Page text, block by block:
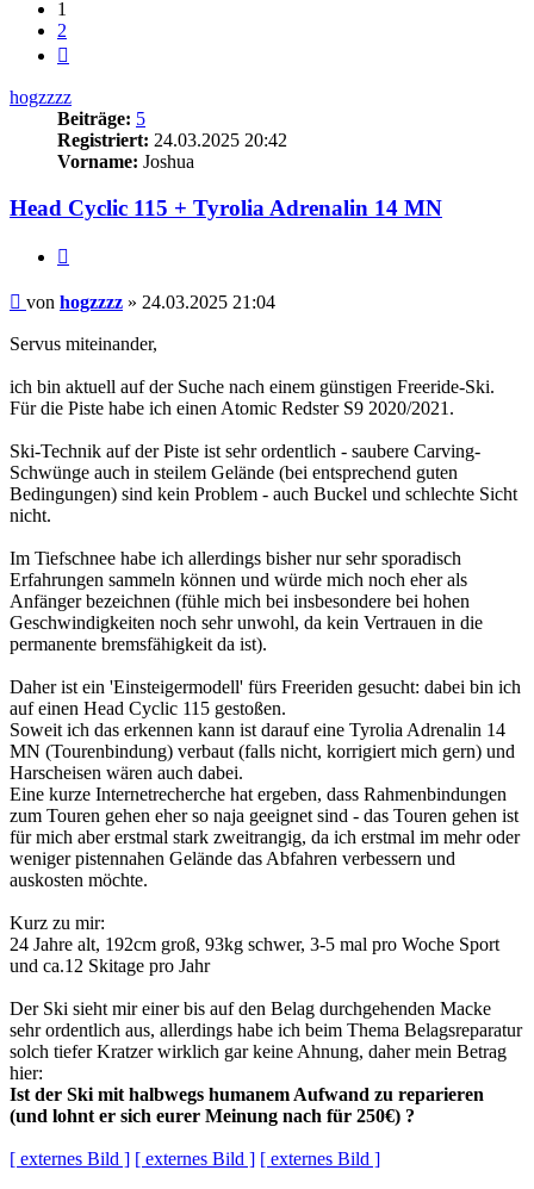
1
2
hogzzzz
Beiträge: 5
Registriert: 24.03.2025 20:42
Vorname: Joshua
Head Cyclic 115 + Tyrolia Adrenalin 14 MN
Beitrag
von hogzzzz » 24.03.2025 21:04
Servus miteinander,
ich bin aktuell auf der Suche nach einem günstigen Freeride-Ski.
Für die Piste habe ich einen Atomic Redster S9 2020/2021.
Ski-Technik auf der Piste ist sehr ordentlich - saubere Carving-
Schwünge auch in steilem Gelände (bei entsprechend guten
Bedingungen) sind kein Problem - auch Buckel und schlechte Sicht
nicht.
Im Tiefschnee habe ich allerdings bisher nur sehr sporadisch
Erfahrungen sammeln können und würde mich noch eher als
Anfänger bezeichnen (fühle mich bei insbesondere bei hohen
Geschwindigkeiten noch sehr unwohl, da kein Vertrauen in die
permanente bremsfähigkeit da ist).
Daher ist ein 'Einsteigermodell' fürs Freeriden gesucht: dabei bin ich
auf einen Head Cyclic 115 gestoßen.
Soweit ich das erkennen kann ist darauf eine Tyrolia Adrenalin 14
MN (Tourenbindung) verbaut (falls nicht, korrigiert mich gern) und
Harscheisen wären auch dabei.
Eine kurze Internetrecherche hat ergeben, dass Rahmenbindungen
zum Touren gehen eher so naja geeignet sind - das Touren gehen ist
für mich aber erstmal stark zweitrangig, da ich erstmal im mehr oder
weniger pistennahen Gelände das Abfahren verbessern und
auskosten möchte.
Kurz zu mir:
24 Jahre alt, 192cm groß, 93kg schwer, 3-5 mal pro Woche Sport
und ca.12 Skitage pro Jahr
Der Ski sieht mir einer bis auf den Belag durchgehenden Macke
sehr ordentlich aus, allerdings habe ich beim Thema Belagsreparatur
solch tiefer Kratzer wirklich gar keine Ahnung, daher mein Betrag
hier:
Ist der Ski mit halbwegs humanem Aufwand zu reparieren
(und lohnt er sich eurer Meinung nach für 250€) ?
[ externes Bild ] [ externes Bild ] [ externes Bild ]